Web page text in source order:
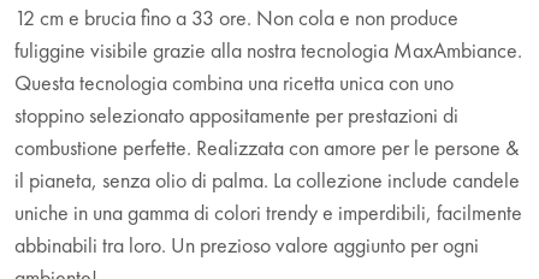
12 cm e brucia fino a 33 ore. Non cola e non produce
fuliggine visibile grazie alla nostra tecnologia MaxAmbiance.
Questa tecnologia combina una ricetta unica con uno
stoppino selezionato appositamente per prestazioni di
combustione perfette. Realizzata con amore per le persone &
il pianeta, senza olio di palma. La collezione include candele
uniche in una gamma di colori trendy e imperdibili, facilmente
abbinabili tra loro. Un prezioso valore aggiunto per ogni